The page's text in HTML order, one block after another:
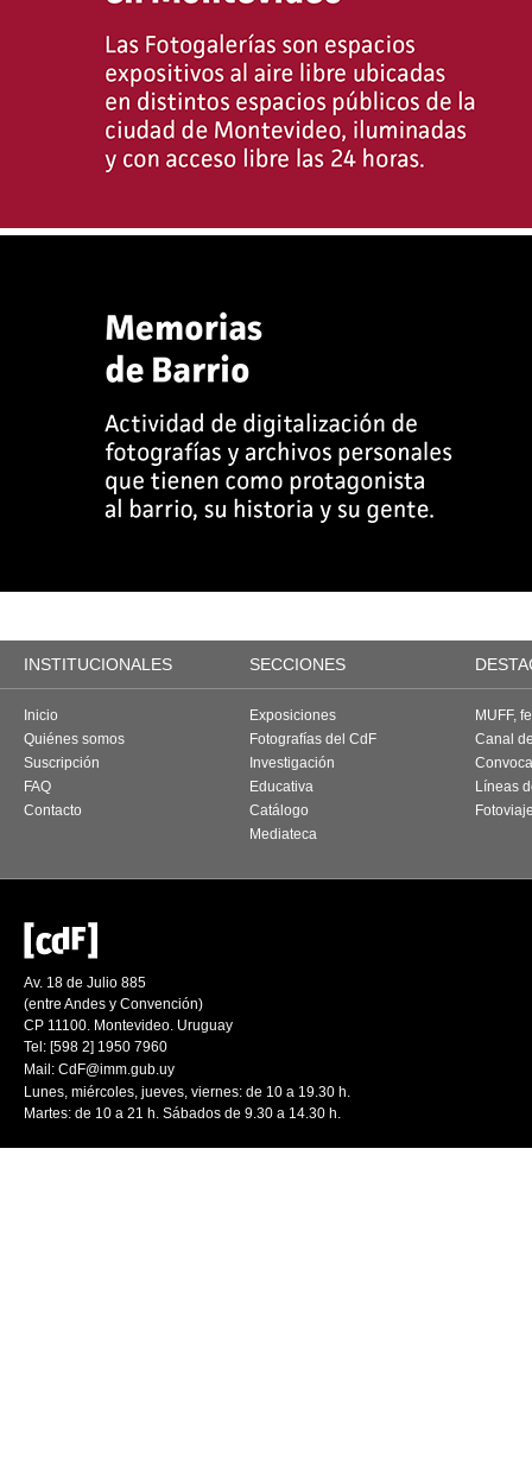
INSTITUCIONALES SECCIONES
Inicio
Quiénes somos
Suscripción
FAQ
Contacto
Exposiciones
Fotografías del CdF
Investigación
Educativa
Catálogo
Mediateca
MUFF,
Canal
Líneas
Av. 18 de Julio 885
(entre Andes y Convención)
CP 11100. Montevideo. Uruguay
Tel: [598 2] 1950 7960
Mail: CdF@imm.gub.uy
Lunes, miércoles, jueves, viernes: de 10 a 19.30 h.
Martes: de 10 a 21 h. Sábados de 9.30 a 14.30 h.